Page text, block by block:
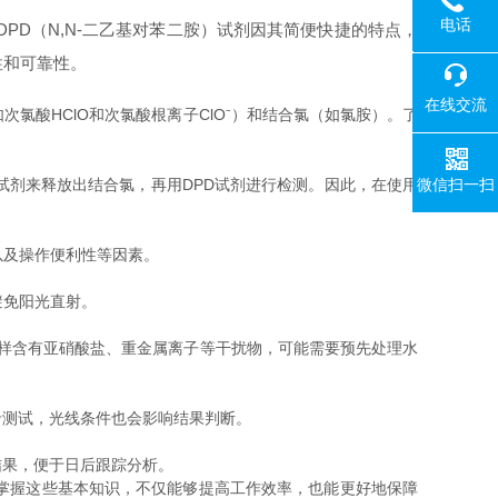
（N,N-二乙基对苯二胺）试剂因其简便快捷的特点，
可靠性。
酸HClO和次氯酸根离子ClO⁻）和结合氯（如氯胺）。了
来释放出结合氯，再用DPD试剂进行检测。因此，在使用
操作便利性等因素。
阳光直射。
有亚硝酸盐、重金属离子等干扰物，可能需要预先处理水
，光线条件也会影响结果判断。
便于日后跟踪分析。
这些基本知识，不仅能够提高工作效率，也能更好地保障
电话
400-
在线交流
微信扫一扫